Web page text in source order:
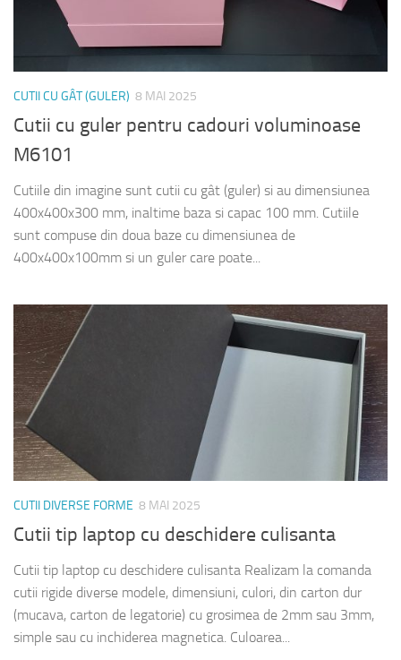
CUTII CU GÂT (GULER) 8 MAI 2025
Cutii cu guler pentru cadouri voluminoase
M6101
Cutiile din imagine sunt cutii cu gât (guler) si au dimensiunea
400x400x300 mm, inaltime baza si capac 100 mm. Cutiile
sunt compuse din doua baze cu dimensiunea de
400x400x100mm si un guler care poate...
CUTII DIVERSE FORME 8 MAI 2025
Cutii tip laptop cu deschidere culisanta
Cutii tip laptop cu deschidere culisanta Realizam la comanda
cutii rigide diverse modele, dimensiuni, culori, din carton dur
(mucava, carton de legatorie) cu grosimea de 2mm sau 3mm,
simple sau cu inchiderea magnetica. Culoarea...